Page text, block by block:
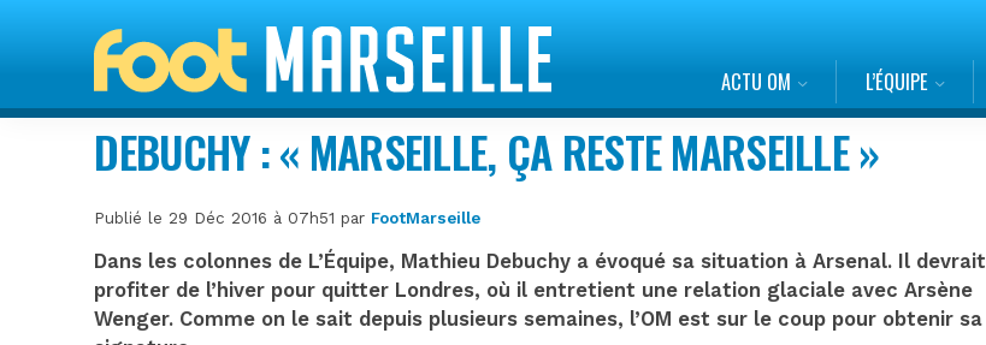
ACTU OM L’ÉQUIPE
DEBUCHY : « MARSEILLE, ÇA RESTE MARSEILLE »
Publié le 29 Déc 2016 à 07h51 par FootMarseille
Dans les colonnes de L’Équipe, Mathieu Debuchy a évoqué sa situation à Arsenal. Il devrait
profiter de l’hiver pour quitter Londres, où il entretient une relation glaciale avec Arsène
Wenger. Comme on le sait depuis plusieurs semaines, l’OM est sur le coup pour obtenir sa